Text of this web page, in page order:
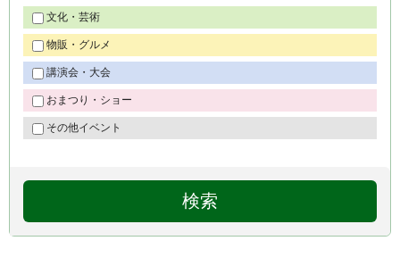
文化・芸術
物販・グルメ
講演会・大会
おまつり・ショー
その他イベント